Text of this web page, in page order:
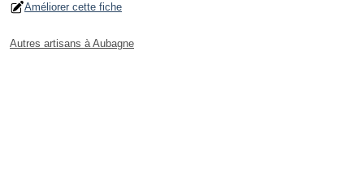
Améliorer cette fiche
Autres artisans à Aubagne